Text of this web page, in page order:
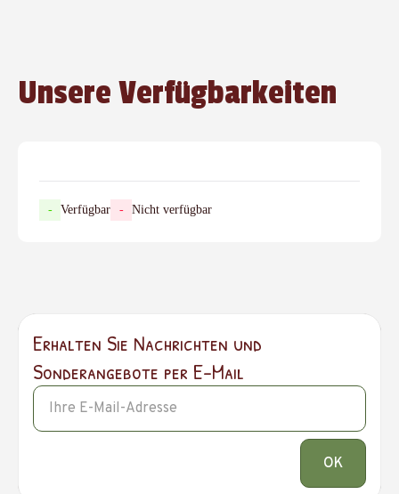
Unsere Verfügbarkeiten
- Verfügbar - Nicht verfügbar
Erhalten Sie Nachrichten und
Sonderangebote per E-Mail
OK